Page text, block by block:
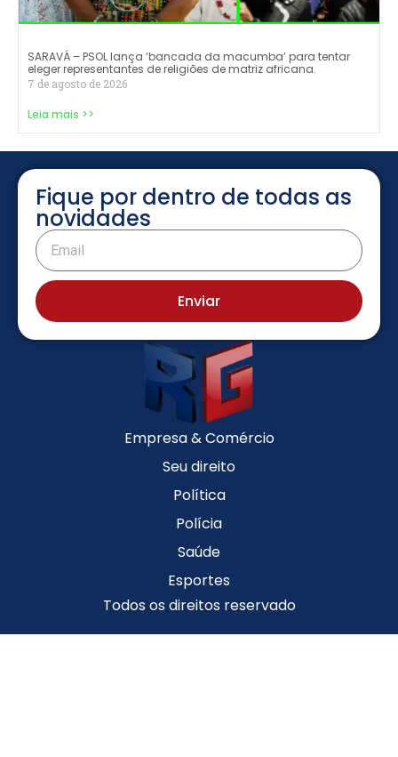
SARAVÁ – PSOL lança ‘bancada da macumba’ para tentar
eleger representantes de religiões de matriz africana.
7 de agosto de 2026
Leia mais >>
Fique por dentro de todas as
novidades
Enviar
Empresa & Comércio
Seu direito
Política
Polícia
Saúde
Esportes
Todos os direitos reservado